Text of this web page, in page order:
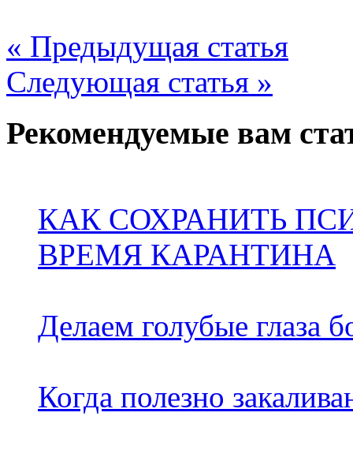
« Предыдущая статья
Следующая статья »
Рекомендуемые вам
КАК СОХРАНИТЬ
ВРЕМЯ КАРАНТИНА
Делаем голубые глаза
Когда полезно